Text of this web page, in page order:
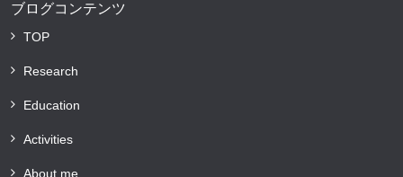
ブログコンテンツ
TOP
Research
Education
Activities
About me